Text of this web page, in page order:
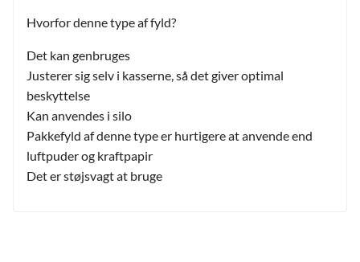
Hvorfor denne type af fyld?
Det kan genbruges
Justerer sig selv i kasserne, så det giver optimal
beskyttelse
Kan anvendes i silo
Pakkefyld af denne type er hurtigere at anvende end
luftpuder og kraftpapir
Det er støjsvagt at bruge